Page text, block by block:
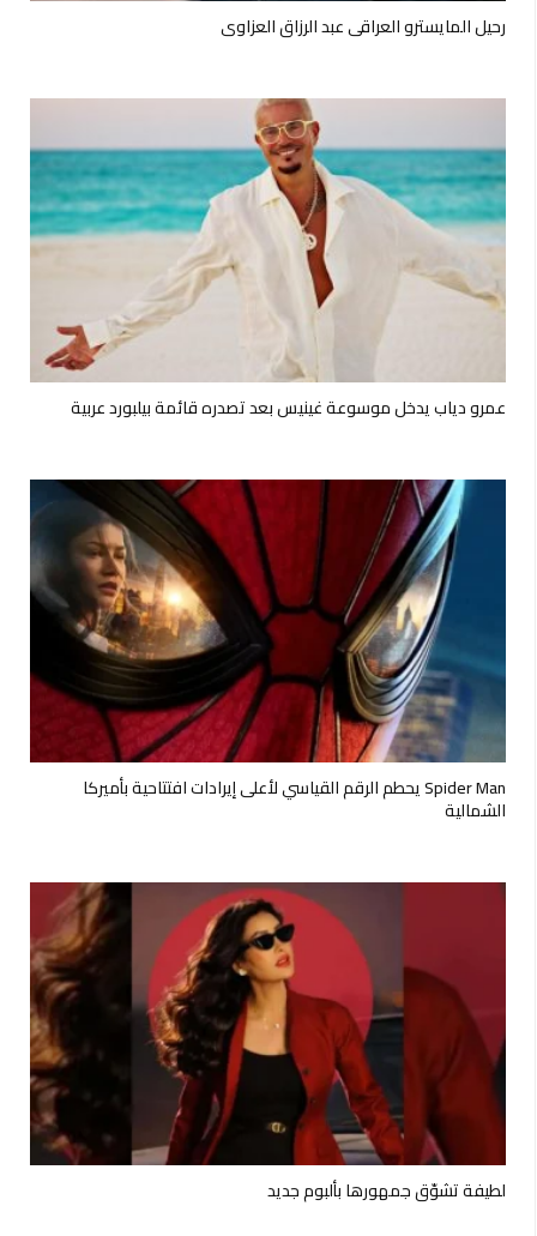
رحيل المايسترو العراقي عبد الرزاق العزاوي
عمرو دياب يدخل موسوعة غينيس بعد تصدره قائمة بيلبورد عربية
Spider Man يحطم الرقم القياسي لأعلى إيرادات افتتاحية بأميركا
الشمالية
لطيفة تشوّق جمهورها بألبوم جديد